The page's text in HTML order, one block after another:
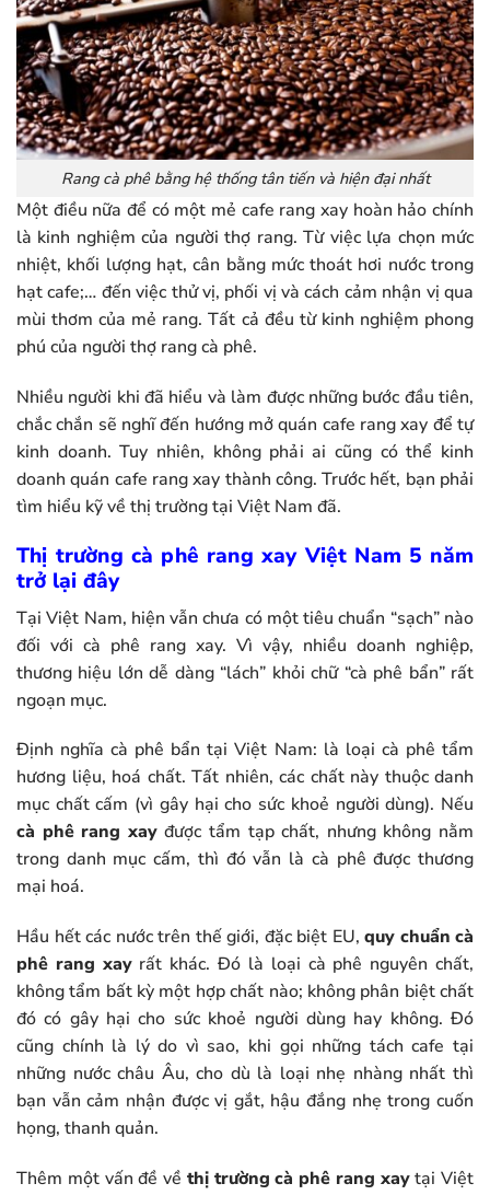
Rang cà phê bằng hệ thống tân tiến và hiện đại nhất
Một điều nữa để có một mẻ cafe rang xay hoàn hảo chính
là kinh nghiệm của người thợ rang. Từ việc lựa chọn mức
nhiệt, khối lượng hạt, cân bằng mức thoát hơi nước trong
hạt cafe;… đến việc thử vị, phối vị và cách cảm nhận vị qua
mùi thơm của mẻ rang. Tất cả đều từ kinh nghiệm phong
phú của người thợ rang cà phê.
Nhiều người khi đã hiểu và làm được những bước đầu tiên,
chắc chắn sẽ nghĩ đến hướng mở quán cafe rang xay để tự
kinh doanh. Tuy nhiên, không phải ai cũng có thể kinh
doanh quán cafe rang xay thành công. Trước hết, bạn phải
tìm hiểu kỹ về thị trường tại Việt Nam đã.
Thị trường cà phê rang xay Việt Nam 5 năm
trở lại đây
Tại Việt Nam, hiện vẫn chưa có một tiêu chuẩn “sạch” nào
đối với cà phê rang xay. Vì vậy, nhiều doanh nghiệp,
thương hiệu lớn dễ dàng “lách” khỏi chữ “cà phê bẩn” rất
ngoạn mục.
Định nghĩa cà phê bẩn tại Việt Nam: là loại cà phê tẩm
hương liệu, hoá chất. Tất nhiên, các chất này thuộc danh
mục chất cấm (vì gây hại cho sức khoẻ người dùng). Nếu
cà phê rang xayđược tẩm tạp chất, nhưng không nằm
trong danh mục cấm, thì đó vẫn là cà phê được thương
mại hoá.
Hầu hết các nước trên thế giới, đặc biệt EU, quy chuẩn cà
phê rang xayrất khác. Đó là loại cà phê nguyên chất,
không tẩm bất kỳ một hợp chất nào; không phân biệt chất
đó có gây hại cho sức khoẻ người dùng hay không. Đó
cũng chính là lý do vì sao, khi gọi những tách cafe tại
những nước châu Âu, cho dù là loại nhẹ nhàng nhất thì
bạn vẫn cảm nhận được vị gắt, hậu đắng nhẹ trong cuốn
họng, thanh quản.
Thêm một vấn đề về thị trường cà phê rang xaytại Việt